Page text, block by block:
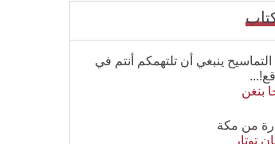
التماسيح ينبغي أن تلتهمكم أنتم في
بنغن
من مكة
توتار